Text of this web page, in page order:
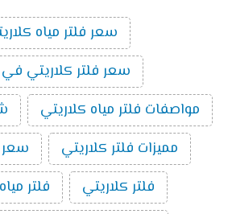
سعر فلتر مياه
سعر فلتر كلاريتي
مواصفات فلتر مياه كلاريتي
مميزات فلتر كلاريتي
سعر
فلتر كلاريتي
فلتر